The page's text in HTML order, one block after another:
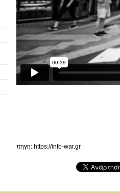
πηγη: https://info-war.gr